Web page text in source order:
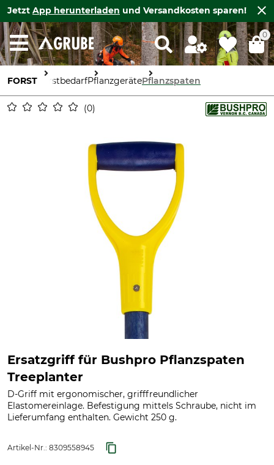
Jetzt App herunterladen und Versandkosten sparen!
0
FORST ForstbedarfPflanzgerätePflanzspaten
0
Ersatzgriff für Bushpro Pflanzspaten
Treeplanter
D-Griff mit ergonomischer, grifffreundlicher
Elastomereinlage. Befestigung mittels Schraube, nicht im
Lieferumfang enthalten. Gewicht 250 g.
Artikel-Nr.: 8309558945